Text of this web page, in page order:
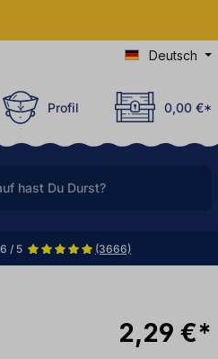
Deutsch
Profil 0,00 €*
/ 5 (3666)
2,29 €*